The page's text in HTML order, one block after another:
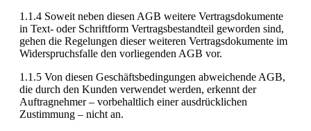
1.1.4 Soweit neben diesen AGB weitere Vertragsdokumente
in Text- oder Schriftform Vertragsbestandteil geworden sind,
gehen die Regelungen dieser weiteren Vertragsdokumente im
Widerspruchsfalle den vorliegenden AGB vor.
1.1.5 Von diesen Geschäftsbedingungen abweichende AGB,
die durch den Kunden verwendet werden, erkennt der
Auftragnehmer – vorbehaltlich einer ausdrücklichen
Zustimmung – nicht an.